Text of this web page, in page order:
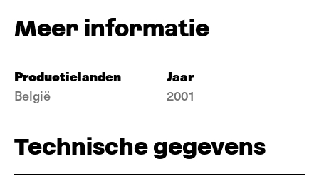
Meer informatie
Productielanden
België
Jaar
2001
Technische gegevens